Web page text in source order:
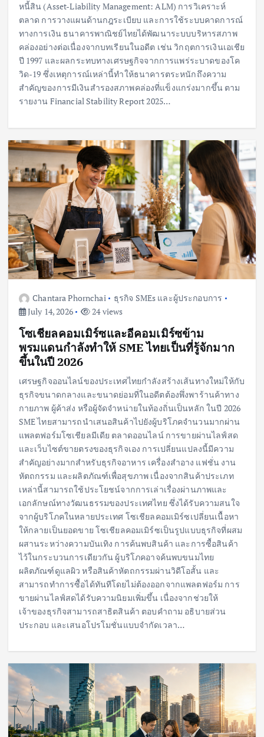
หนี้สิน (Asset-Liability Management: ALM) การวิเคราะห์
ตลาด การวางแผนด้านกฎระเบียบ และการใช้ระบบคาดการณ์
ทางการเงิน ธนาคารพาณิชย์ไทยได้พัฒนาระบบบริหารสภาพ
คล่องอย่างต่อเนื่องจากบทเรียนในอดีต เช่น วิกฤตการเงินเอเชีย
ปี 1997 และผลกระทบทางเศรษฐกิจจากการแพร่ระบาดของโค
วิด-19 ซึ่งเหตุการณ์เหล่านี้ทำให้ธนาคารตระหนักถึงความ
สำคัญของการมีเงินสำรองสภาพคล่องที่แข็งแกร่งมากขึ้น ตาม
รายงาน Financial Stability Report 2025…
Chantara Phornchai
ธุรกิจ SMEs และผู้ประกอบการ
July 14, 2026
24 views
โซเชียลคอมเมิร์ซและอีคอมเมิร์ซข้าม
พรมแดนกำลังทำให้ SME ไทยเป็นที่รู้จักมาก
ขึ้นในปี 2026
เศรษฐกิจออนไลน์ของประเทศไทยกำลังสร้างเส้นทางใหม่ให้กับ
ธุรกิจขนาดกลางและขนาดย่อมที่ในอดีตต้องพึ่งพาร้านค้าทาง
กายภาพ ผู้ค้าส่ง หรือผู้จัดจำหน่ายในท้องถิ่นเป็นหลัก ในปี 2026
SME ไทยสามารถนำเสนอสินค้าไปยังผู้บริโภคจำนวนมากผ่าน
แพลตฟอร์มโซเชียลมีเดีย ตลาดออนไลน์ การขายผ่านไลฟ์สด
และเว็บไซต์ขายตรงของธุรกิจเอง การเปลี่ยนแปลงนี้มีความ
สำคัญอย่างมากสำหรับธุรกิจอาหาร เครื่องสำอาง แฟชั่น งาน
หัตถกรรม และผลิตภัณฑ์เพื่อสุขภาพ เนื่องจากสินค้าประเภท
เหล่านี้สามารถใช้ประโยชน์จากการเล่าเรื่องผ่านภาพและ
เอกลักษณ์ทางวัฒนธรรมของประเทศไทย ซึ่งได้รับความสนใจ
จากผู้บริโภคในหลายประเทศ โซเชียลคอมเมิร์ซเปลี่ยนเนื้อหา
ให้กลายเป็นยอดขาย โซเชียลคอมเมิร์ซเป็นรูปแบบธุรกิจที่ผสม
ผสานระหว่างความบันเทิง การค้นพบสินค้า และการซื้อสินค้า
ไว้ในกระบวนการเดียวกัน ผู้บริโภคอาจค้นพบขนมไทย
ผลิตภัณฑ์ดูแลผิว หรือสินค้าหัตถกรรมผ่านวิดีโอสั้น และ
สามารถทำการซื้อได้ทันทีโดยไม่ต้องออกจากแพลตฟอร์ม การ
ขายผ่านไลฟ์สดได้รับความนิยมเพิ่มขึ้น เนื่องจากช่วยให้
เจ้าของธุรกิจสามารถสาธิตสินค้า ตอบคำถาม อธิบายส่วน
ประกอบ และเสนอโปรโมชั่นแบบจำกัดเวลา…